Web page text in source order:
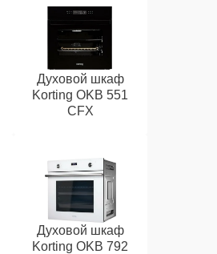
Духовой шкаф
Korting OKB 551
CFX
Духовой шкаф
Korting OKB 792